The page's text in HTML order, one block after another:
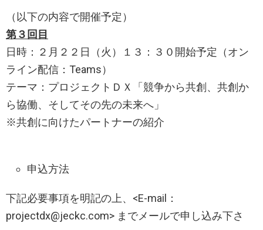
（以下の内容で開催予定）
第３回目
日時：２月２２日（火）１３：３０開始予定（オン
ライン配信：Teams）
テーマ：プロジェクトＤＸ「競争から共創、共創か
ら協働、そしてその先の未来へ」
※共創に向けたパートナーの紹介
申込方法
下記必要事項を明記の上、<E-mail：
projectdx@jeckc.com> までメールで申し込み下さ